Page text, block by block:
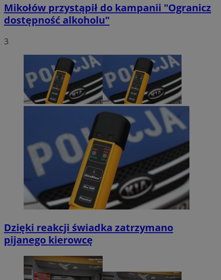
Mikołów przystąpił do kampanii "Ogranicz
dostępność alkoholu"
3
Dzięki reakcji świadka zatrzymano
pijanego kierowcę